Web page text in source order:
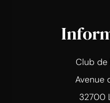
Club de
Avenue
32700